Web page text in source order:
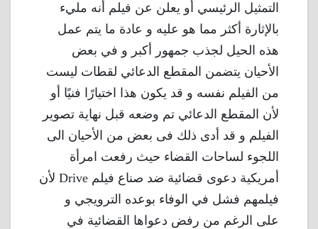
التمثيل الرئيسي أو يعلن عن فيلم أنه مليء
بالإثارة أكثر مما هو عليه و عادة ما يتم عمل
هذه الحيل لجذب جمهور أكبر و في بعض
الأحيان يتضمن المقطع الدعائي لقطات ليست
من الفيلم نفسه و قد يكون هذا اختيارًا فنيًا أو
لأن المقطع الدعائي تم وضعه قبل نهاية تصوير
الفيلم و قد أدى ذلك فى بعض من الأحيان الى
اللجوء لساحات القضاء حيث رفعت امرأة
أمريكية دعوى قضائية ضد صناع فيلم Drive لأن
فيلمهم فشل في الوفاء بوعده الترويجي و
على الرغم من رفض دعواها القضائية في